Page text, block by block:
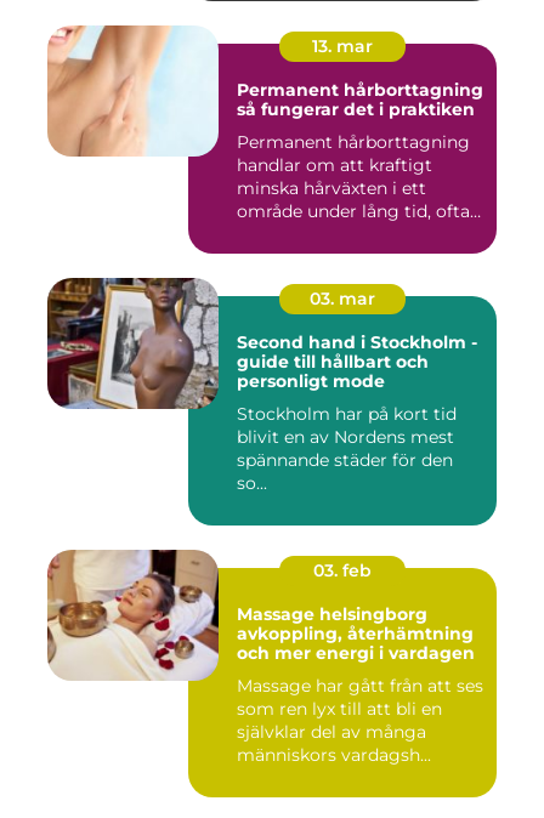
13. mar
Permanent hårborttagning
så fungerar det i praktiken
Permanent hårborttagning
handlar om att kraftigt
minska hårväxten i ett
område under lång tid, ofta
03. mar
Second hand i Stockholm -
guide till hållbart och
personligt mode
Stockholm har på kort tid
blivit en av Nordens mest
spännande städer för den
so...
03. feb
Massage helsingborg
avkoppling, återhämtning
och mer energi i vardagen
Massage har gått från att ses
som ren lyx till att bli en
självklar del av många
människors vardagsh...